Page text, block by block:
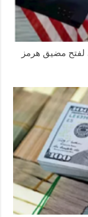
لفتح مضيق هرمز